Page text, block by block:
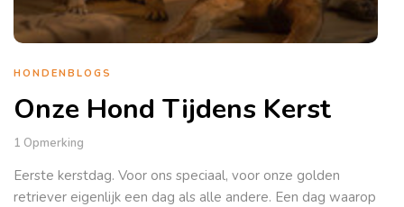
HONDENBLOGS
Onze Hond Tijdens Kerst
1 Opmerking
Eerste kerstdag. Voor ons speciaal, voor onze golden
retriever eigenlijk een dag als alle andere. Een dag waarop